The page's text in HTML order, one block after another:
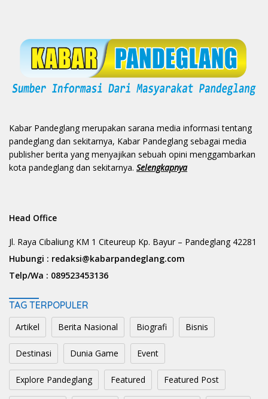
Kabar Pandeglang merupakan sarana media informasi tentang
pandeglang dan sekitarnya, Kabar Pandeglang sebagai media
publisher berita yang menyajikan sebuah opini menggambarkan
kota pandeglang dan sekitarnya. Selengkapnya
Head Office
Jl. Raya Cibaliung KM 1 Citeureup Kp. Bayur – Pandeglang 42281
Hubungi : redaksi@kabarpandeglang.com
Telp/Wa : 089523453136
TAG TERPOPULER
Artikel Berita Nasional Biografi Bisnis
Destinasi Dunia Game Event
Explore Pandeglang Featured Featured Post